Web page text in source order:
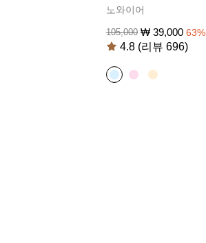
노와이어
105,000 ₩ 39,000 63%
4.8 (리뷰 696)